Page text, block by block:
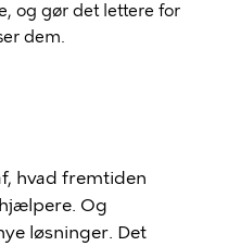
og gør det lettere for
dem.
hvad fremtiden
Og
løsninger. Det